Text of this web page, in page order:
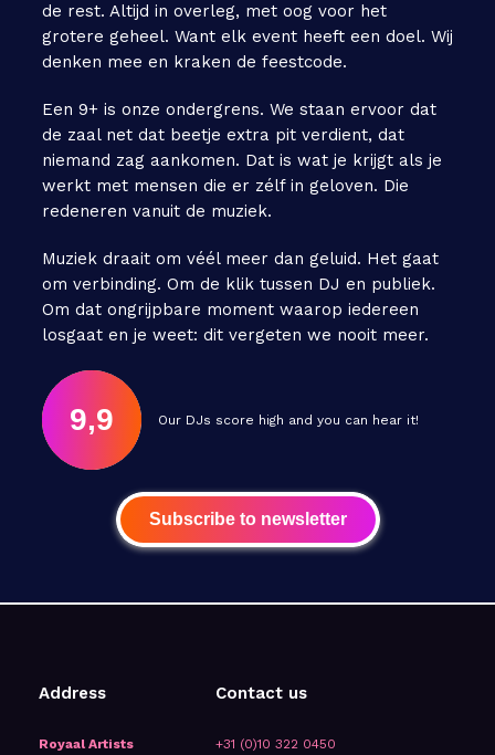
de rest. Altijd in overleg, met oog voor het
grotere geheel. Want elk event heeft een doel. Wij
denken mee en kraken de feestcode.
Een 9+ is onze ondergrens. We staan ervoor dat
de zaal net dat beetje extra pit verdient, dat
niemand zag aankomen. Dat is wat je krijgt als je
werkt met mensen die er zélf in geloven. Die
redeneren vanuit de muziek.
Muziek draait om véél meer dan geluid. Het gaat
om verbinding. Om de klik tussen DJ en publiek.
Om dat ongrijpbare moment waarop iedereen
losgaat en je weet: dit vergeten we nooit meer.
9,9 Our DJs score high and you can hear it!
Subscribe to newsletter
Address
Royaal Artists
Contact us
+31 (0)10 322 0450